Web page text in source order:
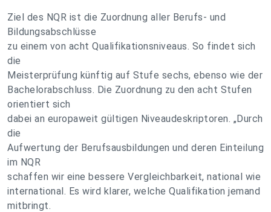
Ziel des NQR ist die Zuordnung aller Berufs- und
Bildungsabschlüsse
zu einem von acht Qualifikationsniveaus. So findet sich
die
Meisterprüfung künftig auf Stufe sechs, ebenso wie der
Bachelorabschluss. Die Zuordnung zu den acht Stufen
orientiert sich
dabei an europaweit gültigen Niveaudeskriptoren. „Durch
die
Aufwertung der Berufsausbildungen und deren Einteilung
im NQR
schaffen wir eine bessere Vergleichbarkeit, national wie
international. Es wird klarer, welche Qualifikation jemand
mitbringt.